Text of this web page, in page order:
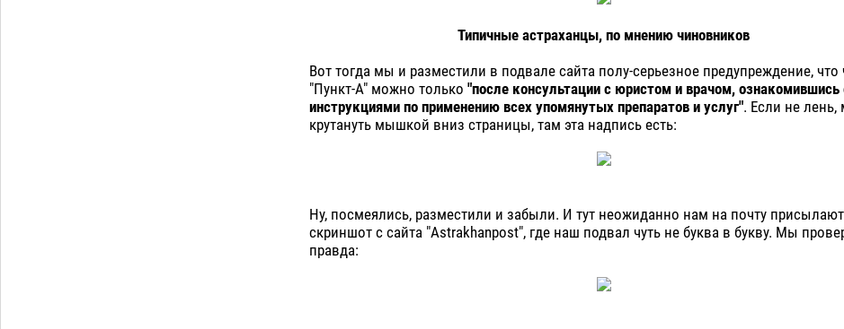
Типичные астраханцы, по мнению чиновников
Вот тогда мы и разместили в подвале сайта полу-серьезное предупреждение, что
"Пункт-А" можно только "после консультации с юристом и врачом, ознакомившись
инструкциями по применению всех упомянутых препаратов и услуг". Если не лень,
крутануть мышкой вниз страницы, там эта надпись есть:
Ну, посмеялись, разместили и забыли. И тут неожиданно нам на почту присылают
скриншот с сайта "Astrakhanpost", где наш подвал чуть не буква в букву. Мы
правда: